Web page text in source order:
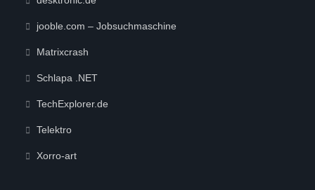
jooble.com – Jobsuchmaschine
Matrixcrash
Schlapa .NET
TechExplorer.de
Telektro
Xorro-art